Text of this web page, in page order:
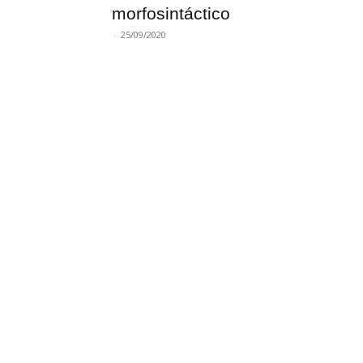
morfosintáctico
- 25/09/2020